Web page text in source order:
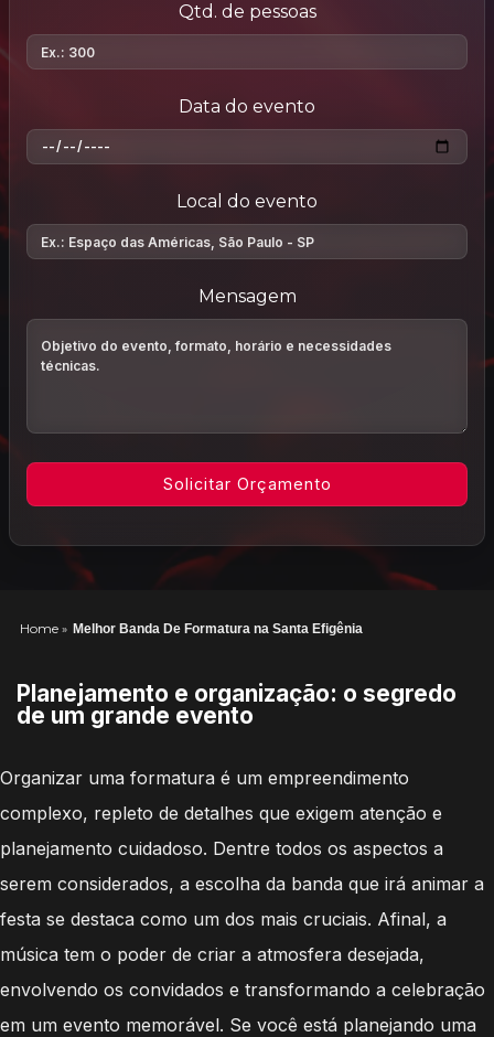
Qtd. de pessoas
Data do evento
Local do evento
Mensagem
Home » Melhor Banda De Formatura na Santa Efigênia
Planejamento e organização: o segredo
de um grande evento
Organizar uma formatura é um empreendimento
complexo, repleto de detalhes que exigem atenção e
planejamento cuidadoso. Dentre todos os aspectos a
serem considerados, a escolha da banda que irá animar a
festa se destaca como um dos mais cruciais. Afinal, a
música tem o poder de criar a atmosfera desejada,
envolvendo os convidados e transformando a celebração
em um evento memorável. Se você está planejando uma